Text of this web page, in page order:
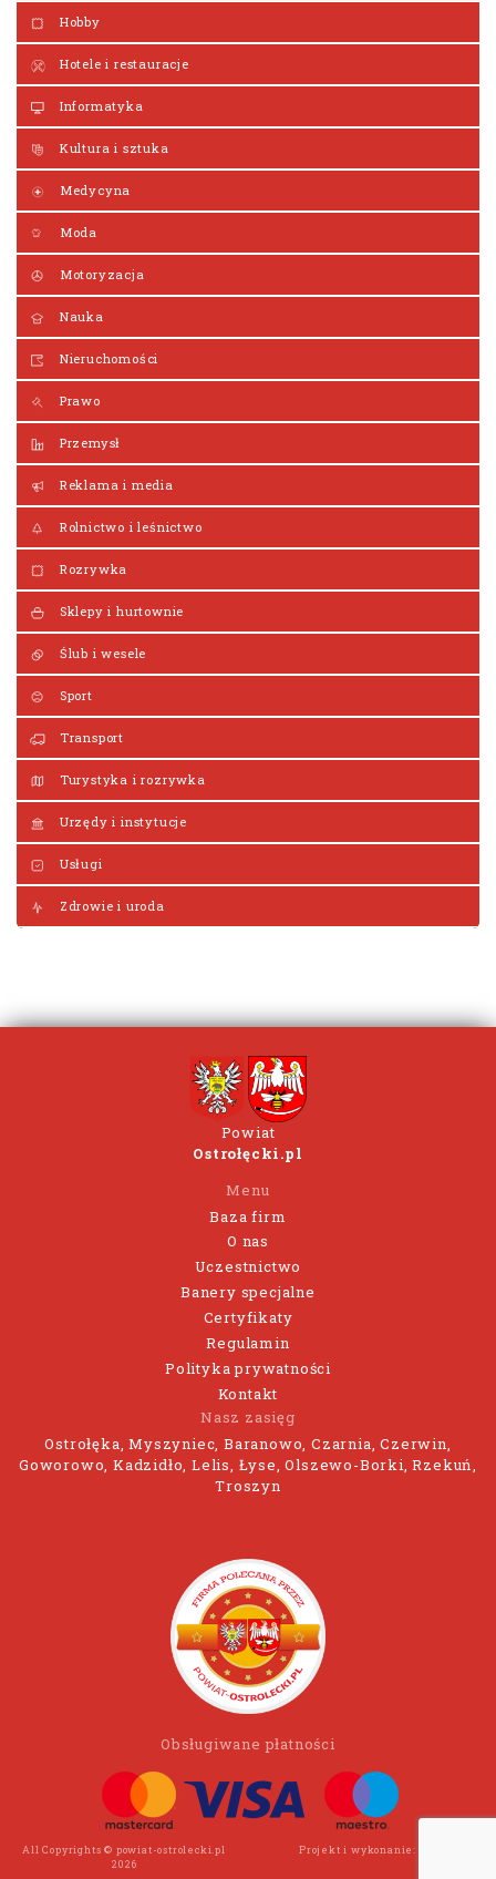
Hobby
Hotele i restauracje
Informatyka
Kultura i sztuka
Medycyna
Moda
Motoryzacja
Nauka
Nieruchomości
Prawo
Przemysł
Reklama i media
Rolnictwo i leśnictwo
Rozrywka
Sklepy i hurtownie
Ślub i wesele
Sport
Transport
Turystyka i rozrywka
Urzędy i instytucje
Usługi
Zdrowie i uroda
Powiat
Ostrołęcki.pl
Menu
Baza firm
O nas
Uczestnictwo
Banery specjalne
Certyfikaty
Regulamin
Polityka prywatności
Kontakt
Nasz zasięg
Ostrołęka, Myszyniec, Baranowo, Czarnia, Czerwin,
Goworowo, Kadzidło, Lelis, Łyse, Olszewo-Borki, Rzekuń,
Troszyn
Obsługiwane płatności
All Copyrights © powiat-ostrolecki.pl
2026
Projekt i wykonanie: